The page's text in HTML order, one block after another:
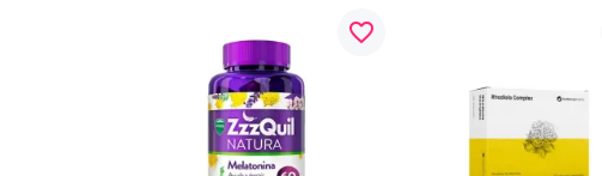
favorite_border